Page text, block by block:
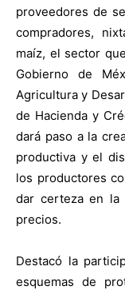
proveedores de
compradores,
maíz, el sector
Gobierno de
Agricultura y
de Hacienda y
dará paso a la
productiva y el
los productores
dar certeza en la
precios.
Destacó la
esquemas de